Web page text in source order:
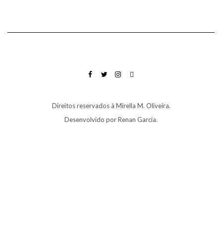
Direitos reservados à Mirella M. Oliveira.
Desenvolvido porRenan Garcia.